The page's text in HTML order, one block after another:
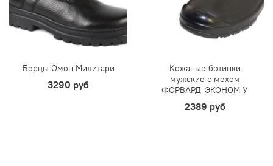
Берцы Омон Милитари
3290 руб
Кожаные ботинки
мужские с мехом
ФОРВАРД-ЭКОНОМ У
2389 руб